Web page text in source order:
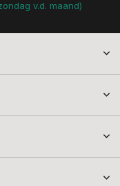
v.d. maand)